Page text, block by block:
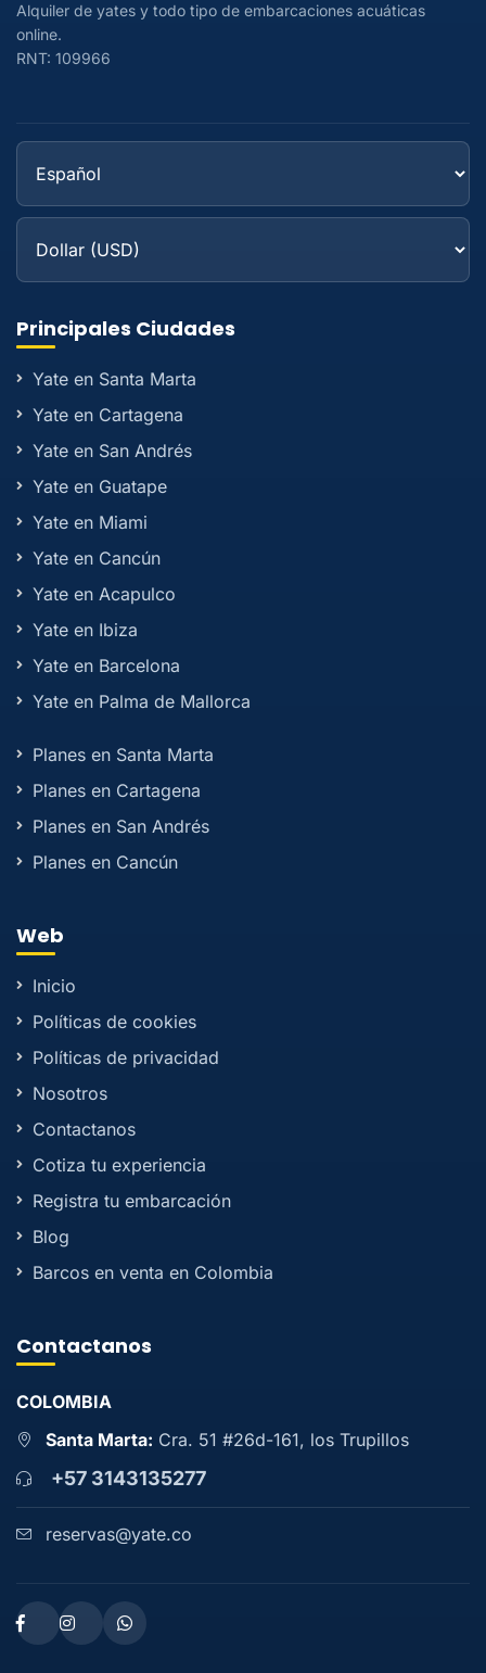
Alquiler de yates y todo tipo de embarcaciones acuáticas
online.
RNT: 109966
Principales Ciudades
Yate en Santa Marta
Yate en Cartagena
Yate en San Andrés
Yate en Guatape
Yate en Miami
Yate en Cancún
Yate en Acapulco
Yate en Ibiza
Yate en Barcelona
Yate en Palma de Mallorca
Planes en Santa Marta
Planes en Cartagena
Planes en San Andrés
Planes en Cancún
Web
Inicio
Políticas de cookies
Políticas de privacidad
Nosotros
Contactanos
Cotiza tu experiencia
Registra tu embarcación
Blog
Barcos en venta en Colombia
Contactanos
COLOMBIA
Santa Marta: Cra. 51 #26d-161, los Trupillos
+57 3143135277
reservas@yate.co